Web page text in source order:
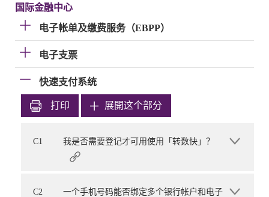
国际金融中心
电子帐单及缴费服务（EBPP）
电子支票
快速支付系统
打印 展開这个部分
C1 我是否需要登记才可用使用「转数快」？
C2
一个手机号码能否绑定多个银行帐户和电子